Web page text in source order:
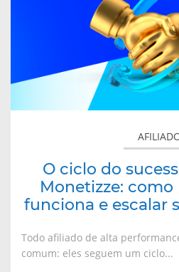
O ciclo do
Monetizze:
funciona e escalar
Todo afiliado de alta
comum: eles seguem um ciclo...
do
que
e